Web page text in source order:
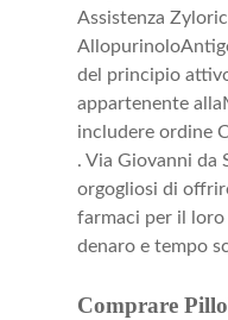
Assistenza
del principio
appartenente
includere ordine
. Via Giovanni da
orgogliosi di
farmaci per il loro
denaro e tempo
Comprare